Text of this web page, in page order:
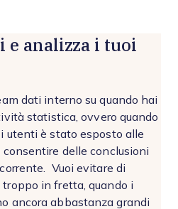
e analizza i tuoi
dati interno su quando hai
statistica, ovvero quando
utenti è stato esposto alle
delle conclusioni
Vuoi evitare di
in fretta, quando i
ancora abbastanza grandi